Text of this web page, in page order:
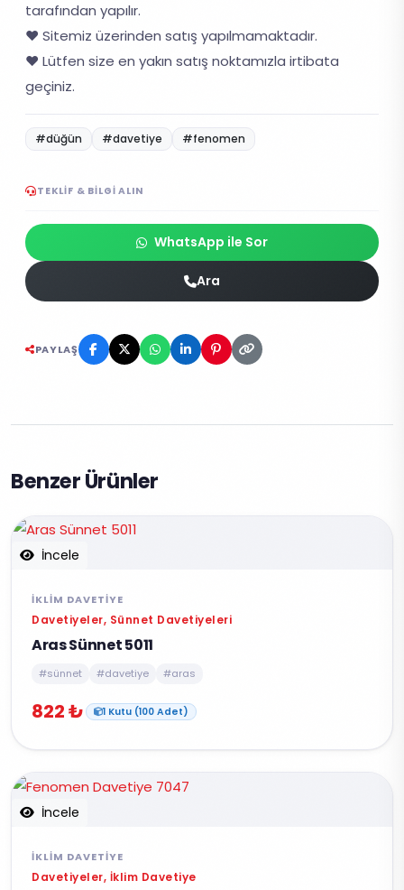
tarafından yapılır.
❤️ Sitemiz üzerinden satış yapılmamaktadır.
❤️ Lütfen size en yakın satış noktamızla irtibata
geçiniz.
#düğün #davetiye #fenomen
TEKLIF & BILGI ALIN
WhatsApp ile Sor
Ara
PAYLAŞ
Benzer Ürünler
İncele
İKLIM DAVETIYE
Davetiyeler, Sünnet Davetiyeleri
Aras Sünnet 5011
#sünnet #davetiye #aras
822 ₺ 1 Kutu (100 Adet)
İncele
İKLIM DAVETIYE
Davetiyeler, İklim Davetiye